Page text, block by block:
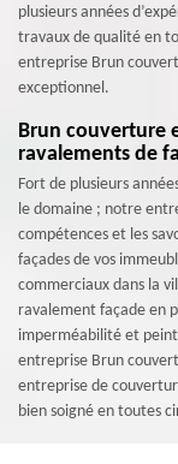
plusieurs années
travaux de qualité en
entreprise Brun
exceptionnel.
Brun couverture
ravalements de
Fort de plusieurs
le domaine ; notre
compétences et les
façades de vos
commerciaux dans la
ravalement façade en
imperméabilité et
entreprise Brun
entreprise de
bien soigné en toutes